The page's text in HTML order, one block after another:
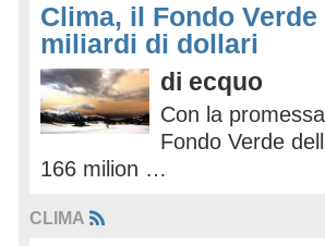
Clima, il Fondo
miliardi di dollari
di ecquo
Con la
Fondo Verde
166 milion …
CLIMA